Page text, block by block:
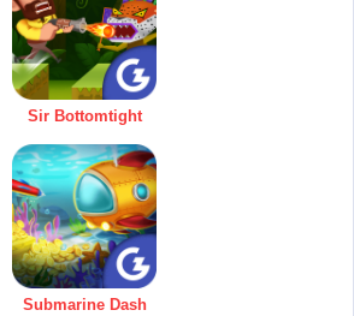
Sir Bottomtight
Submarine Dash